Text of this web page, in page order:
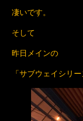
凄いです。
そして
昨日メインの
「サブウェイシリ